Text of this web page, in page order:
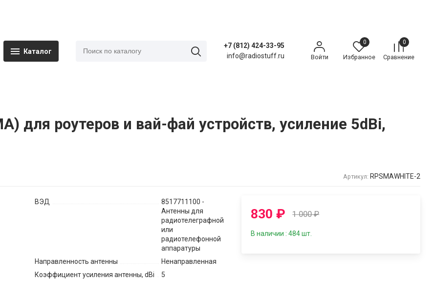
Каталог
+7 (812) 424-33-95
info@radiostuff.ru
Войти
0
Избранное
0
Сравнение
для роутеров и вай-фай устройств, усиление 5dBi,
Артикул: RPSMAWHITE-2
ВЭД
8517711100 -
Антенны для
радиотелеграфной
или
радиотелефонной
аппаратуры
Направленность антенны
Ненаправленная
Коэффициент усиления антенны, dBi
5
830₽ 1 000₽
В наличии : 484 шт.